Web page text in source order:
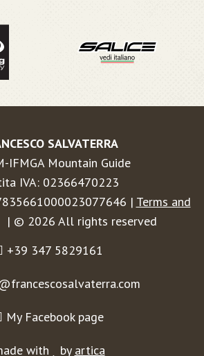
SALVATERRA
IFMGA Mountain Guide
IVA: 02366470223
| Terms and
| © 2026 All rights reserved
+39 347 5829161
My Facebook page
with by artica